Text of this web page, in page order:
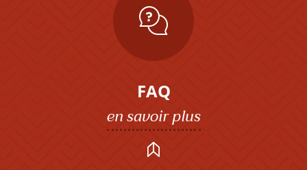
FAQ
en savoir plus